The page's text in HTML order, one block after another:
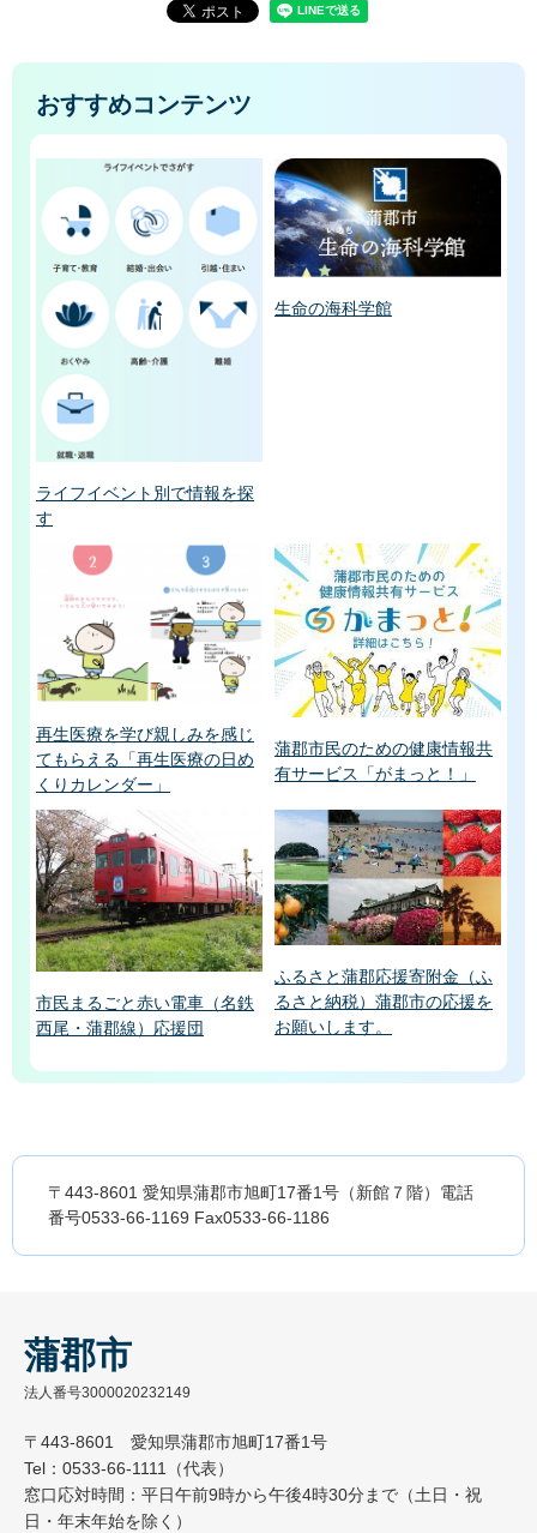
おすすめコンテンツ
ライフイベント別で情報を探
す
生命の海科学館
再生医療を学び親しみを感じ
てもらえる「再生医療の日め
くりカレンダー」
蒲郡市民のための健康情報共
有サービス「がまっと！」
市民まるごと赤い電車（名鉄
西尾・蒲郡線）応援団
ふるさと蒲郡応援寄附金（ふ
るさと納税）蒲郡市の応援を
お願いします。
〒443-8601 愛知県蒲郡市旭町17番1号（新館７階）電話
番号0533-66-1169 Fax0533-66-1186
蒲郡市
法人番号3000020232149
〒443-8601 愛知県蒲郡市旭町17番1号
Tel：0533-66-1111（代表）
窓口応対時間：平日午前9時から午後4時30分まで（土日・祝
日・年末年始を除く）